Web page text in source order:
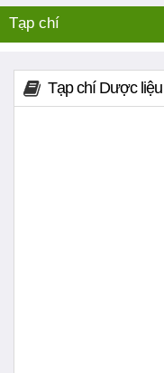
Tạp chí
Tạp chí Dược liệu